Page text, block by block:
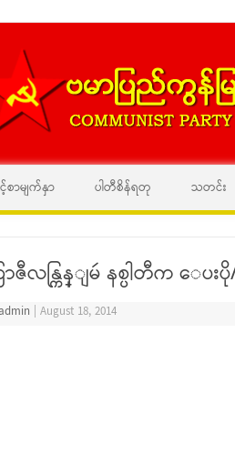
စာမျက်နှာ ပါတီစိန်ရတု သတင်း
ာဇီလန္ကြန္ျမဴ နစ္ပါတီက ေပ
August 18, 2014